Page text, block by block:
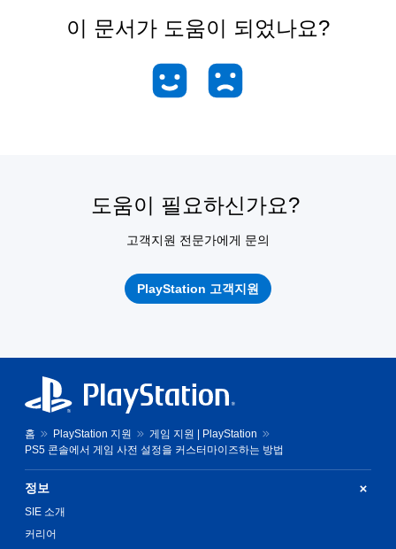
이 문서가 도움이 되었나요?
도움이 필요하신가요?
고객지원 전문가에게 문의
PlayStation 고객지원
홈 PlayStation 지원
게임 지원 | PlayStation
PS5 콘솔에서 게임 사전 설정을 커스터마이즈하는 방법
정보
SIE 소개
커리어